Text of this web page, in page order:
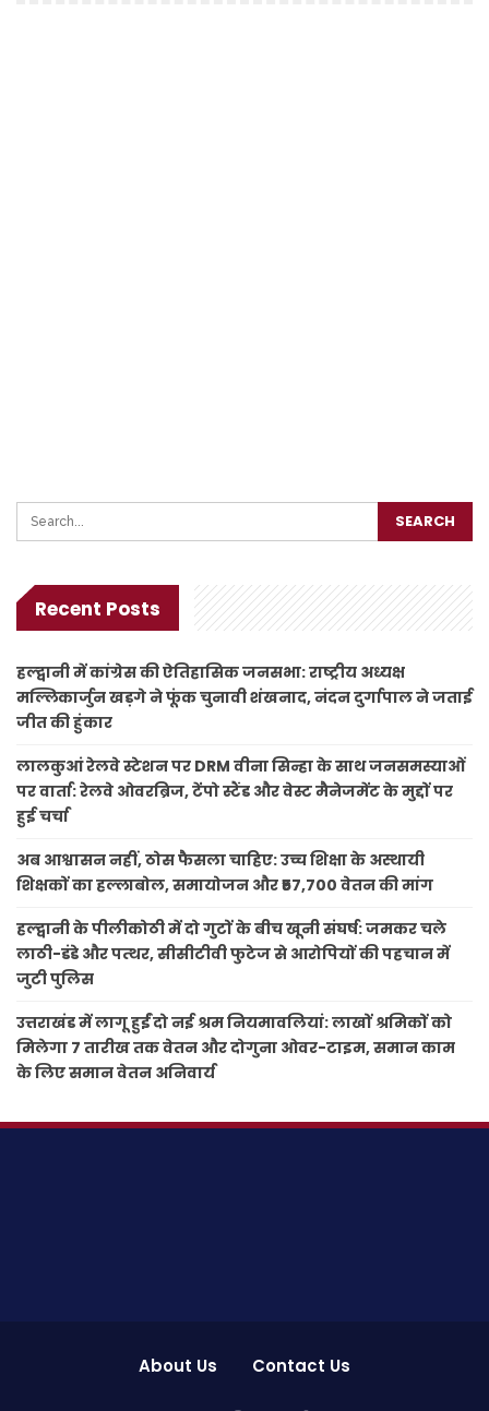
Recent Posts
हल्द्वानी में कांग्रेस की ऐतिहासिक जनसभा: राष्ट्रीय अध्यक्ष
मल्लिकार्जुन खड़गे ने फूंक चुनावी शंखनाद, नंदन दुर्गापाल ने जताई
जीत की हुंकार
लालकुआं रेलवे स्टेशन पर DRM वीना सिन्हा के साथ जनसमस्याओं
पर वार्ता: रेलवे ओवरब्रिज, टेंपो स्टैंड और वेस्ट मैनेजमेंट के मुद्दों पर
हुई चर्चा
अब आश्वासन नहीं, ठोस फैसला चाहिए: उच्च शिक्षा के अस्थायी
शिक्षकों का हल्लाबोल, समायोजन और ₹57,700 वेतन की मांग
हल्द्वानी के पीलीकोठी में दो गुटों के बीच खूनी संघर्ष: जमकर चले
लाठी-डंडे और पत्थर, सीसीटीवी फुटेज से आरोपियों की पहचान में
जुटी पुलिस
उत्तराखंड में लागू हुईं दो नई श्रम नियमावलियां: लाखों श्रमिकों को
मिलेगा 7 तारीख तक वेतन और दोगुना ओवर-टाइम, समान काम
के लिए समान वेतन अनिवार्य
About Us Contact Us